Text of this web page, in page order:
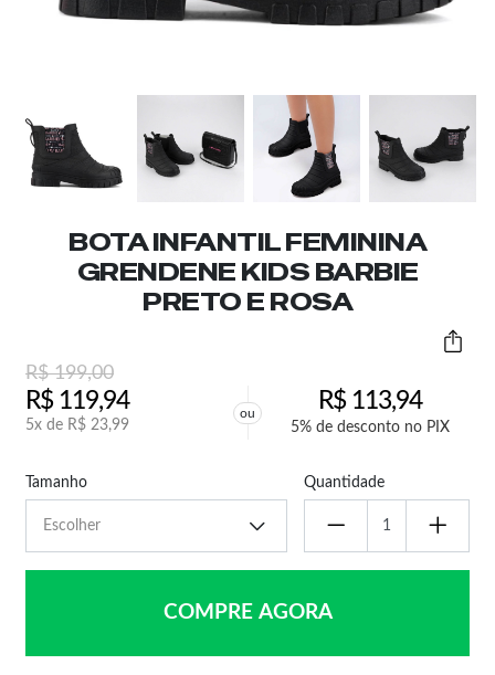
BOTA INFANTIL FEMININA
GRENDENE KIDS BARBIE
PRETO E ROSA
R$199,00
R$119,94
5x de R$ 23,99
ou R$113,94
5% de desconto no PIX
Tamanho Quantidade
COMPRE AGORA